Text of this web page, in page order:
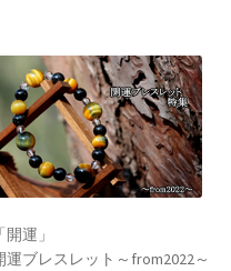
「開運」
運ブレスレット～from2022～